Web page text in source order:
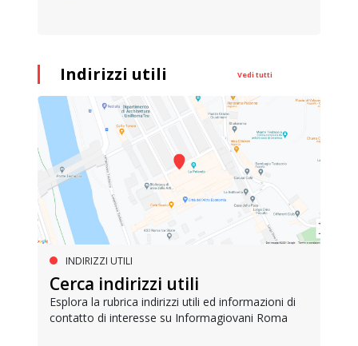
Indirizzi utili Vedi tutti
INDIRIZZI UTILI
Cerca indirizzi utili
Esplora la rubrica indirizzi utili ed informazioni di
contatto di interesse su Informagiovani Roma